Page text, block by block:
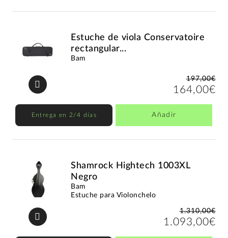
Estuche de viola Conservatoire
rectangular...
Bam
197,00€
164,00€
Entrega en 2/4 días Añadir
Shamrock Hightech 1003XL
Negro
Bam
Estuche para Violonchelo
1.310,00€
1.093,00€